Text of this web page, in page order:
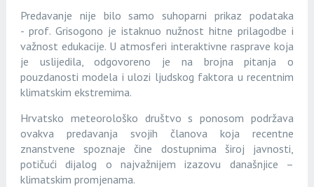
Predavanje nije bilo samo suhoparni prikaz podataka
- prof. Grisogono je istaknuo nužnost hitne prilagodbe i
važnost edukacije. U atmosferi interaktivne rasprave koja
je uslijedila, odgovoreno je na brojna pitanja o
pouzdanosti modela i ulozi ljudskog faktora u recentnim
klimatskim ekstremima.
Hrvatsko meteorološko društvo s ponosom podržava
ovakva predavanja svojih članova koja recentne
znanstvene spoznaje čine dostupnima široj javnosti,
potičući dijalog o najvažnijem izazovu današnjice –
klimatskim promjenama.